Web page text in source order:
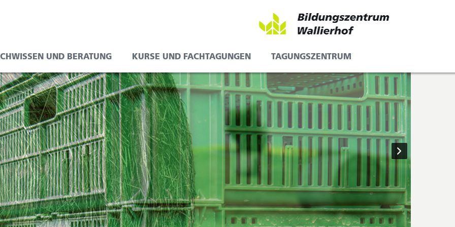
UND BERATUNG KURSE UND FACHTAGUNGEN TAGUNGSZENTRUM